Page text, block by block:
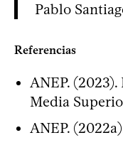
Pablo
Referencias
ANEP.
Media
ANEP.